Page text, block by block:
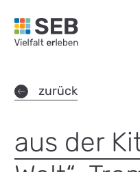
SEB Leipzig,
zurück
aus der